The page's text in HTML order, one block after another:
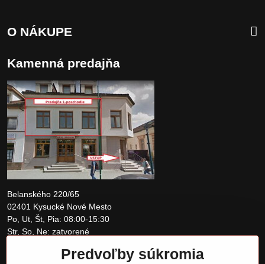
O NÁKUPE
Kamenná predajňa
Belanského 220/65
02401 Kysucké Nové Mesto
Po, Ut, Št, Pia: 08:00-15:30
Str, So, Ne: zatvorené
Predvoľby súkromia